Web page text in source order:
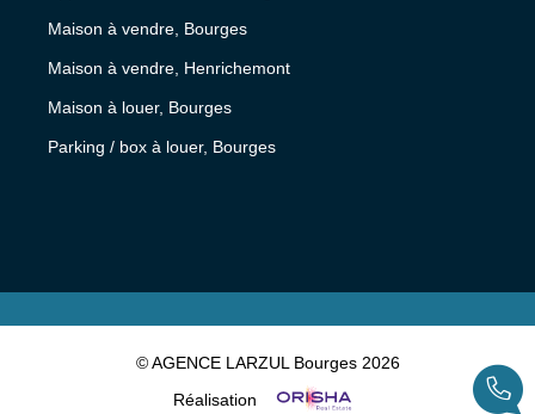
Maison à vendre, Bourges
Maison à vendre, Henrichemont
Maison à louer, Bourges
Parking / box à louer, Bourges
© AGENCE LARZUL Bourges 2026
Réalisation